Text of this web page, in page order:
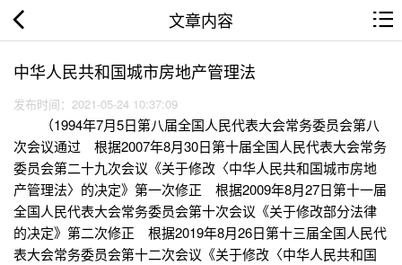
文章内容
中华人民共和国城市房地产管理法
发布时间：2021-05-24 10:37:09
（1994年7月5日第八届全国人民代表大会常务委员会第八
次会议通过 根据2007年8月30日第十届全国人民代表大会常务
委员会第二十九次会议《关于修改〈中华人民共和国城市房地
产管理法〉的决定》第一次修正 根据2009年8月27日第十一届
全国人民代表大会常务委员会第十次会议《关于修改部分法律
的决定》第二次修正 根据2019年8月26日第十三届全国人民代
表大会常务委员会第十二次会议《关于修改〈中华人民共和国